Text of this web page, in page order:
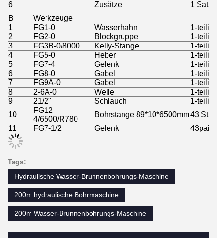
6 Zusätze
1 Satz
B
Werkzeuge
1
FG1-0 Wasserhahn
1-teilig
2
FG2-0 Blockgruppe
1-teilig
3
FG3B-0/8000 Kelly-Stange
1-teilig
4
FG5-0 Heber
1-teilig
5
FG7-4 Gelenk
1-teilig
6
FG8-0 Gabel
1-teilig
7
FG9A-0 Gabel
1-teilig
8
2-6A-0 Welle
1-teilig
9
21/2" Schlauch
1-teilig
10
FG12-
4/6500/R780
Bohrstange 89*10*6500mm43
11
FG7-1/2 Gelenk 43pairs
Tags:
Hydraulische Wasser-Brunnenbohrungs-Maschine
200m hydraulische Bohrmaschine
200m Wasser-Brunnenbohrungs-Maschine